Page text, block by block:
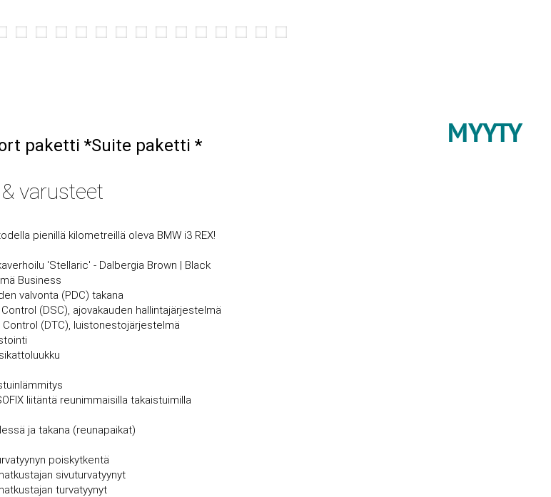
paketti *Suite paketti * MYYTY
varusteet
pienillä kilometreillä oleva BMW i3 REX!
'Stellaric' - Dalbergia Brown | Black
Business
valvonta (PDC) takana
(DSC), ajovakauden hallintajärjestelmä
(DTC), luistonestojärjestelmä
liitäntä reunimmaisilla takaistuimilla
ja takana (reunapaikat)
poiskytkentä
sivuturvatyynyt
turvatyynyt